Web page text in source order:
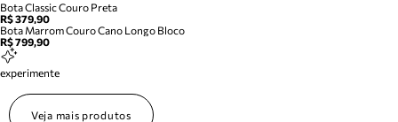
Bota Classic Couro Preta
R$ 379,90
Bota Marrom Couro Cano Longo Bloco
R$ 799,90
experimente
Veja mais produtos